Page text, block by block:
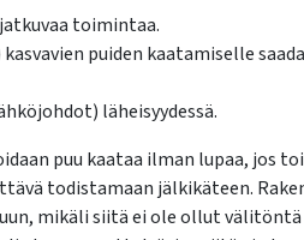
toimintaa.
puiden kaatamiselle
läheisyydessä.
puu kaataa ilman lupaa, jos
todistamaan jälkikäteen.
mikäli siitä ei ole ollut